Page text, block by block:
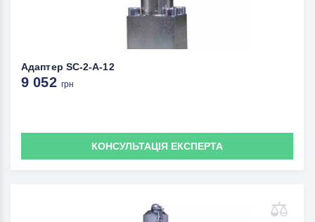
Адаптер SC-2-A-12
9 052 грн
КОНСУЛЬТАЦІЯ ЕКСПЕРТА